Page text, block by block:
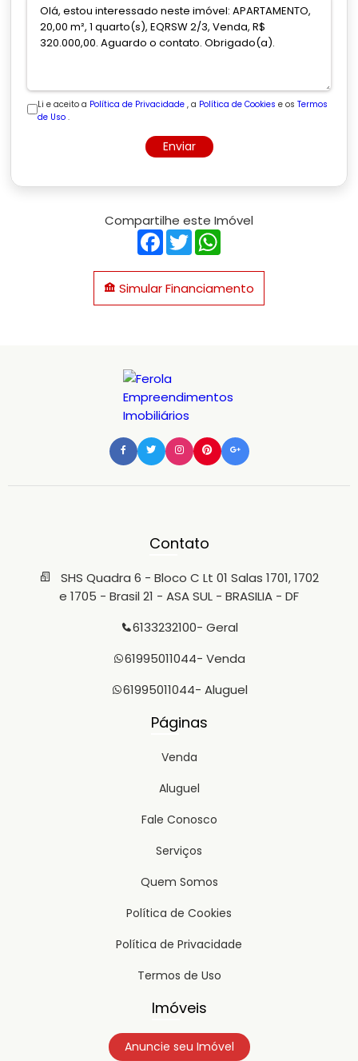
Li e aceito a Política de Privacidade , a Política de Cookies e os Termos
de Uso .
Enviar
Compartilhe este Imóvel
Facebook
Twitter
Simular Financiamento
Contato
SHS Quadra 6 - Bloco C Lt 01 Salas 1701, 1702
e 1705 - Brasil 21 - ASA SUL - BRASILIA - DF
6133232100- Geral
61995011044- Venda
61995011044- Aluguel
Páginas
Venda
Aluguel
Fale Conosco
Serviços
Quem Somos
Política de Cookies
Política de Privacidade
Termos de Uso
Imóveis
Anuncie seu Imóvel